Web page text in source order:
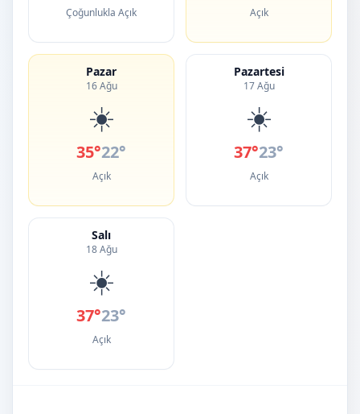
Çoğunlukla Açık Açık
Pazar
16 Ağu
☀️
35°22°
Açık
Pazartesi
17 Ağu
☀️
37°23°
Açık
Salı
18 Ağu
☀️
37°23°
Açık